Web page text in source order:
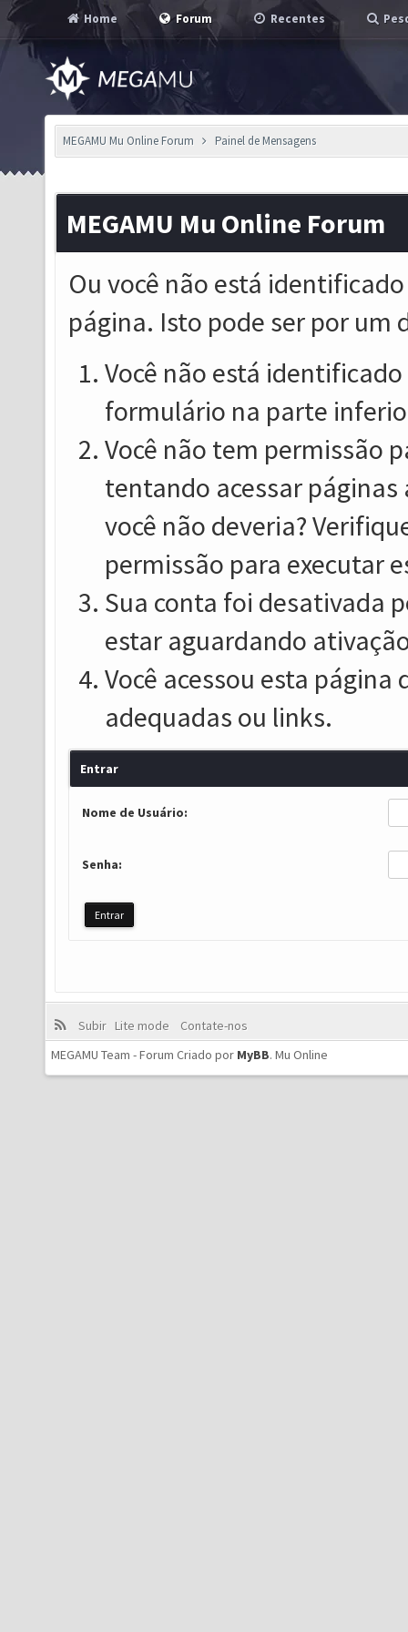
Home Forum Recentes
MEGAMU Mu Online Forum Painel de Mensagens
MEGAMU Mu Online Forum
Ou você não está
página. Isto pode ser por um
Você não está
formulário na parte
Você não tem permissão
tentando acessar
você não deveria?
permissão para executar
Sua conta foi desativada
estar aguardando
Você acessou esta
adequadas ou links.
Entrar
Nome de Usuário:
Senha:
Subir Lite mode
Contate-nos
MEGAMU Team - Forum Criado por MyBB. Mu Online